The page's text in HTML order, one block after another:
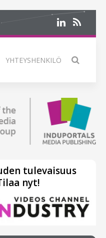
YHTEYSHENKILÖ
tulevaisuus
nyt!